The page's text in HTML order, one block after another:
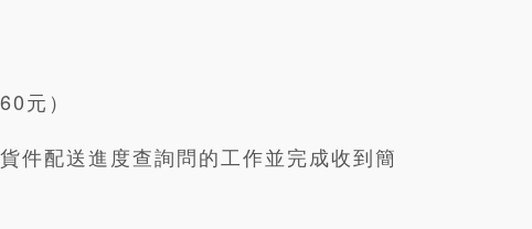
元）
件配送進度查詢問的工作並完成收到簡